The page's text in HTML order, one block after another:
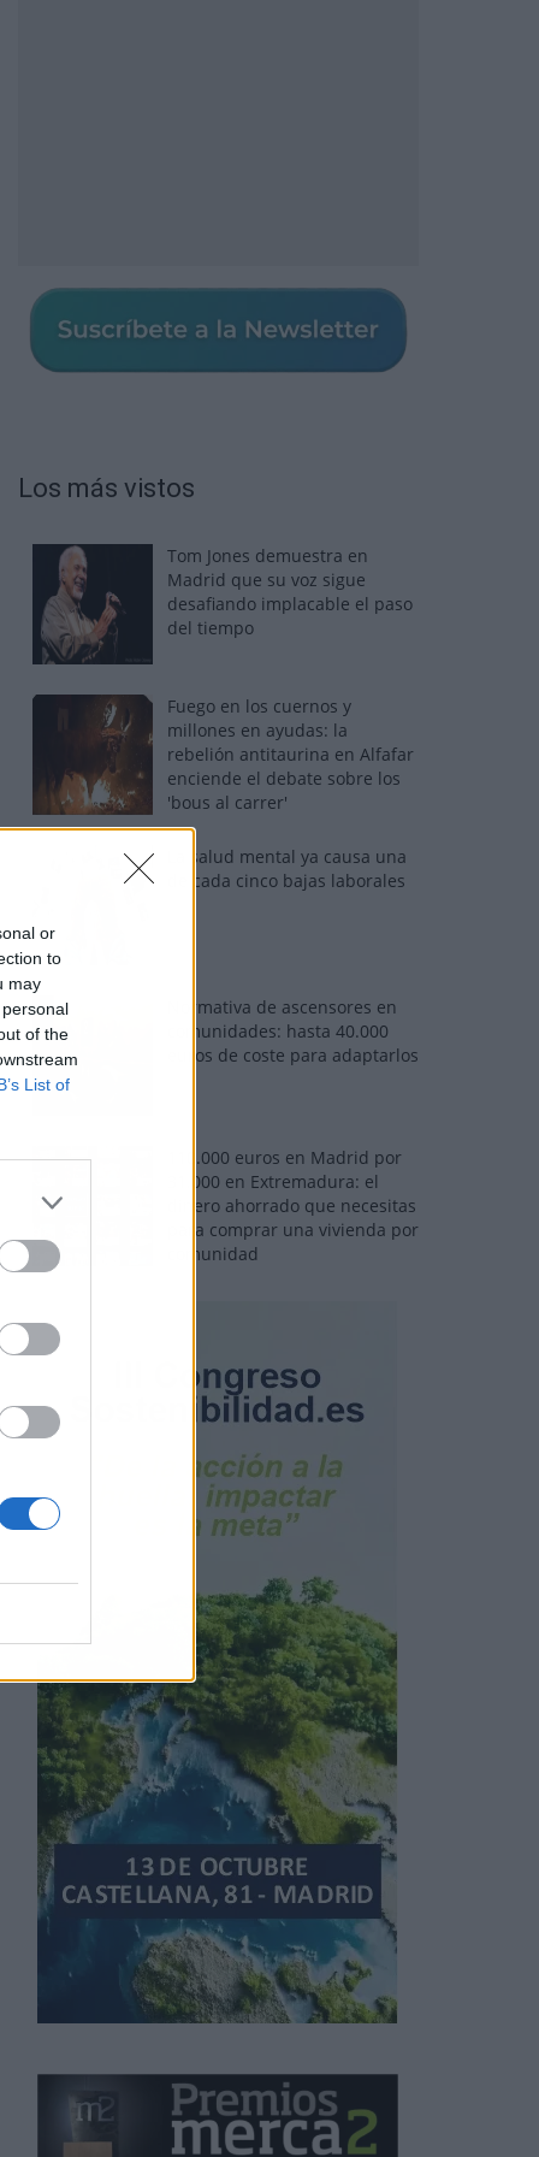
or
to
may
of the
List of
Los más vistos
Tom Jones demuestra en
Madrid que su voz sigue
desafiando implacable el paso
del tiempo
Fuego en los cuernos y
millones en ayudas: la
rebelión antitaurina en Alfafar
enciende el debate sobre los
'bous al carrer'
La salud mental ya causa una
de cada cinco bajas laborales
Normativa de ascensores en
comunidades: hasta 40.000
euros de coste para adaptarlos
110.000 euros en Madrid por
31.000 en Extremadura: el
dinero ahorrado que necesitas
para comprar una vivienda por
comunidad